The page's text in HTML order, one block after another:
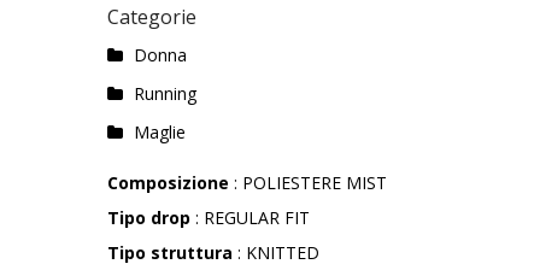
Categorie
Donna
Running
Maglie
Composizione : POLIESTERE MIST
Tipo drop : REGULAR FIT
Tipo struttura : KNITTED